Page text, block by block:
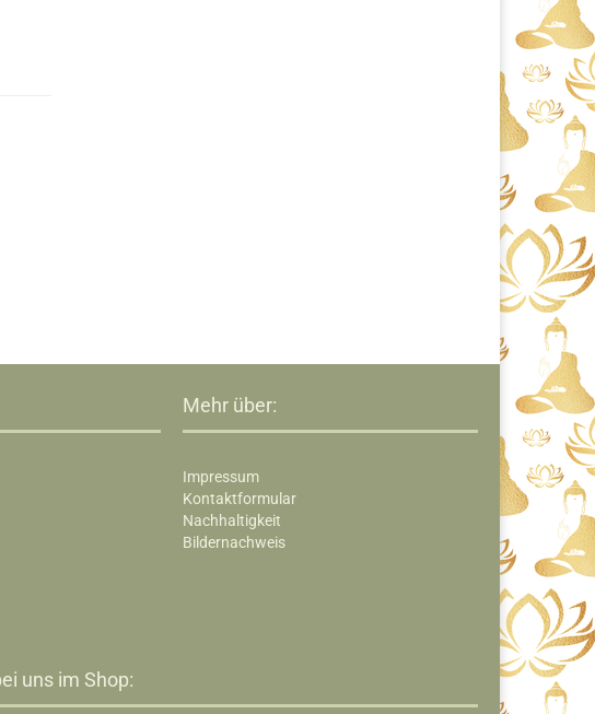
Mehr über:
Impressum
Kontaktformular
Nachhaltigkeit
Bildernachweis
uns im Shop:​